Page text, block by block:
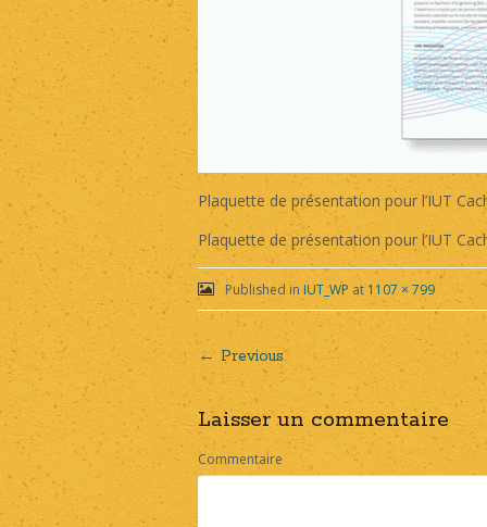
Plaquette de présentation pour l’IUT
Plaquette de présentation pour l’IUT
Published in IUT_WP at 1107 × 799
Post
navigation
← Previous
Laisser un commentaire
Commentaire